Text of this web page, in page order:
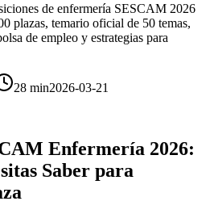
de enfermería SESCAM 2026
plazas, temario oficial de 50 temas,
de empleo y estrategias para
28 min2026-03-21
Enfermería 2026:
Saber para